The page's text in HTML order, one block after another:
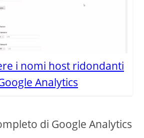
i nomi host ridondanti
Analytics
di Google Analytics